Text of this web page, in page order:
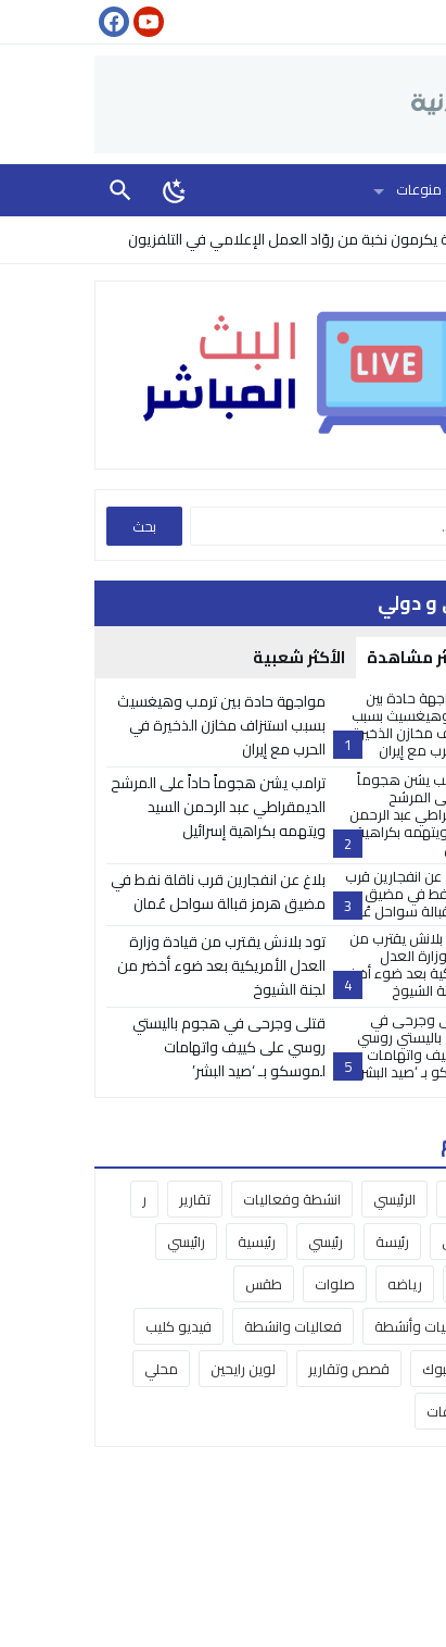
منوعات
نخبة من روّاد العمل الإعلامي في التلفزيون البنتاغون يرفع
و دولي
مشاهدة الأكثر شعبية
1
مواجهة حادة بين ترمب وهيغسيث
بسبب استنزاف مخازن الذخيرة في
الحرب مع إيران
2
ترامب يشن هجوماً حاداً على المرشح
الديمقراطي عبد الرحمن السيد
ويتهمه بكراهية إسرائيل
3
بلاغ عن انفجارين قرب ناقلة نفط في
مضيق هرمز قبالة سواحل عُمان
4
تود بلانش يقترب من قيادة وزارة
العدل الأمريكية بعد ضوء أخضر من
لجنة الشيوخ
5
قتلى وجرحى في هجوم باليستي
روسي على كييف واتهامات
لموسكو بـ ‘صيد البشر’
الرئيسي انشطة وفعاليات تقارير
ر
رئيسة رئيسي رئيسية
رائيسي
رياضه صلوات
طقس
وأنشطة
فعاليات وانشطة
فيديو كليب
قصص وتقارير لوين رايحين
محلي